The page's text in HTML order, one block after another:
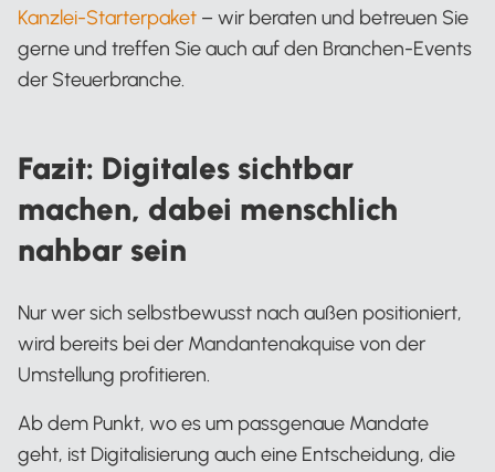
Kanzlei-Starterpaket – wir beraten und betreuen Sie
gerne und treffen Sie auch auf den Branchen-Events
der Steuerbranche.
Fazit: Digitales sichtbar
machen, dabei menschlich
nahbar sein
Nur wer sich selbstbewusst nach außen positioniert,
wird bereits bei der Mandantenakquise von der
Umstellung profitieren.
Ab dem Punkt, wo es um passgenaue Mandate
geht, ist Digitalisierung auch eine Entscheidung, die